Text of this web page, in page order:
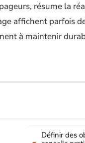
résume la
affichent parfois
à maintenir
Définir des